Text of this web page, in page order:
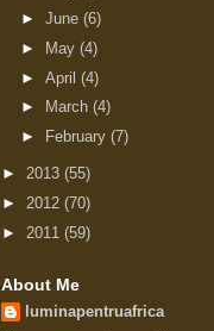
► June (6)
►
May (4)
► April (4)
►
March (4)
►
February (7)
► 2013 (55)
► 2012 (70)
► 2011 (59)
About Me
luminapentruafrica